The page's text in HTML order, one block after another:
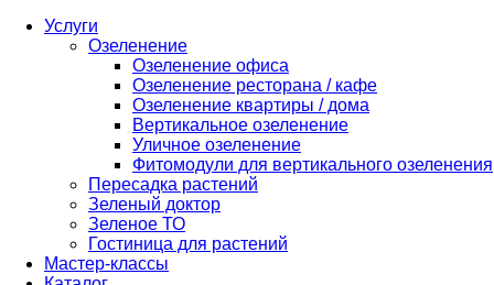
Услуги
Озеленение
Озеленение офиса
Озеленение ресторана / кафе
Озеленение квартиры / дома
Вертикальное озеленение
Уличное озеленение
Фитомодули для вертикального озеленения
Пересадка растений
Зеленый доктор
Зеленое ТО
Гостиница для растений
Мастер-классы